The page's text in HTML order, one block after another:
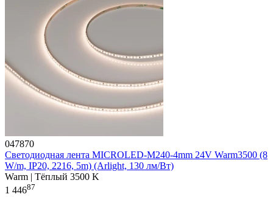
047870
Светодиодная лента MICROLED-M240-4mm 24V Warm3500 (8
W/m, IP20, 2216, 5m) (Arlight, 130 лм/Вт)
Warm | Тёплый 3500 K
1 44687